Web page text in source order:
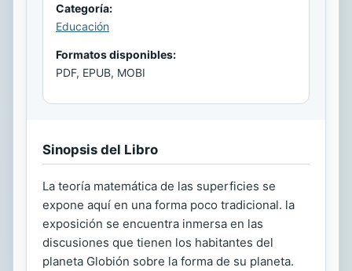
Categoría:
Educación
Formatos disponibles:
PDF, EPUB, MOBI
Sinopsis del Libro
La teoría matemática de las superficies se
expone aquí en una forma poco tradicional. la
exposición se encuentra inmersa en las
discusiones que tienen los habitantes del
planeta Globión sobre la forma de su planeta.